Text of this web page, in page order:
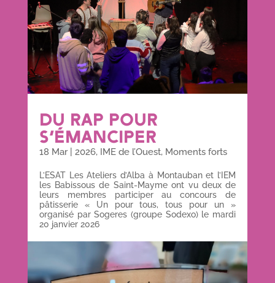
DU RAP POUR
S’ÉMANCIPER
18 Mar| 2026, IME de l’Ouest, Moments forts
L’ESAT Les Ateliers d’Alba à Montauban et l’IEM
les Babissous de Saint-Mayme ont vu deux de
leurs membres participer au concours de
pâtisserie « Un pour tous, tous pour un »
organisé par Sogeres (groupe Sodexo) le mardi
20 janvier 2026